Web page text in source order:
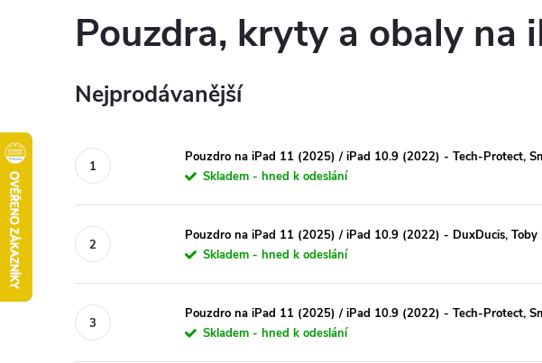
Pouzdra, kryty a obaly na
Nejprodávanější
Pouzdro na iPad 11 (2025) / iPad 10.9 (2022) - Tech-Protect,
Skladem - hned k odeslání
Pouzdro na iPad 11 (2025) / iPad 10.9 (2022) - DuxDucis, Toby
Skladem - hned k odeslání
Pouzdro na iPad 11 (2025) / iPad 10.9 (2022) - Tech-Protect,
Skladem - hned k odeslání